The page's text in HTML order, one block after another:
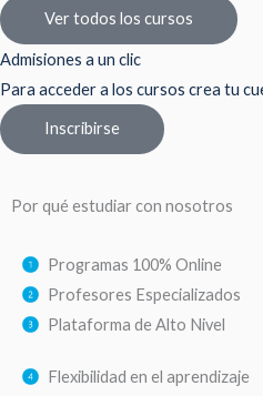
Ver todos los cursos
Admisiones a un clic
Para acceder a los cursos crea tu
Inscribirse
Por qué estudiar con nosotros
Programas 100% Online
Profesores Especializados
Plataforma de Alto Nivel
Flexibilidad en el aprendizaje